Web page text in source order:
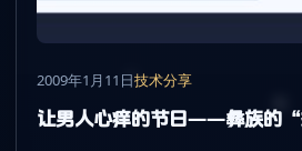
2009年1月11日技术分享
让男人心痒的节日――彝族的“